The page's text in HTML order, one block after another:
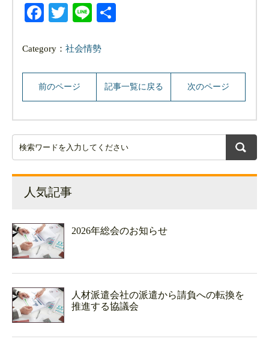
Facebook
Twitter
Line
Category：社会情勢
前のページ 記事一覧に戻る 次のページ
人気記事
2026年総会のお知らせ
人材派遣会社の派遣から請負への転換を
推進する協議会